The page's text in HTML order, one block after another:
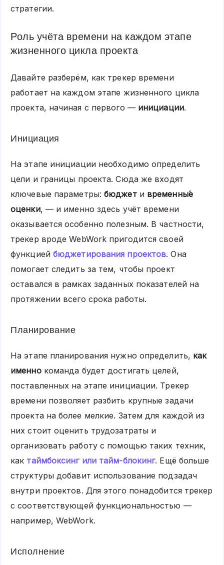
стратегии.
Роль учёта времени на каждом этапе
жизненного цикла проекта
Давайте разберём, как трекер времени
работает на каждом этапе жизненного цикла
проекта, начиная с первого — инициации.
Инициация
На этапе инициации необходимо определить
цели и границы проекта. Сюда же входят
ключевые параметры: бюджети временны́е
оценки, — и именно здесь учёт времени
оказывается особенно полезным. В частности,
трекер вроде WebWork пригодится своей
функцией бюджетирования проектов. Она
помогает следить за тем, чтобы проект
оставался в рамках заданных показателей на
протяжении всего срока работы.
Планирование
На этапе планирования нужно определить, как
именнокоманда будет достигать целей,
поставленных на этапе инициации. Трекер
времени позволяет разбить крупные задачи
проекта на более мелкие. Затем для каждой из
них стоит оценить трудозатраты и
организовать работу с помощью таких техник,
как таймбоксинг или тайм-блокинг. Ещё больше
структуры добавит использование подзадач
внутри проектов. Для этого понадобится трекер
с соответствующей функциональностью —
например, WebWork.
Исполнение